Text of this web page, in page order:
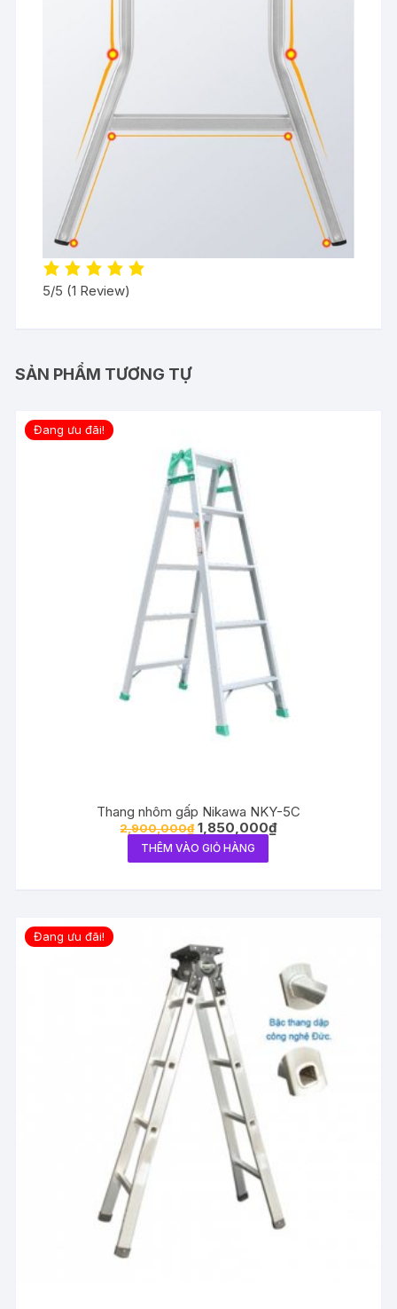
5/5 (1 Review)
SẢN PHẨM TƯƠNG TỰ
Đang ưu đãi!
Thang nhôm gấp Nikawa NKY-5C
2,900,000₫ 1,850,000₫
THÊM VÀO GIỎ HÀNG
Đang ưu đãi!